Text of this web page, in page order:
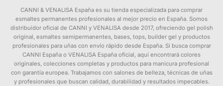
CANNI & VENALISA España es su tienda especializada para comprar
esmaltes permanentes profesionales al mejor precio en España. Somos
distribuidor oficial de CANNI y VENALISA desde 2017, ofreciendo gel polish
original, esmaltes semipermanentes, bases, tops, builder gel y productos
profesionales para uñas con envío rápido desde España. Si busca comprar
CANNI España o VENALISA España oficial, aquí encontrará colores
originales, colecciones completas y productos para manicura profesional
con garantía europea. Trabajamos con salones de belleza, técnicas de uñas
y profesionales que buscan calidad, durabilidad y resultados impecables.